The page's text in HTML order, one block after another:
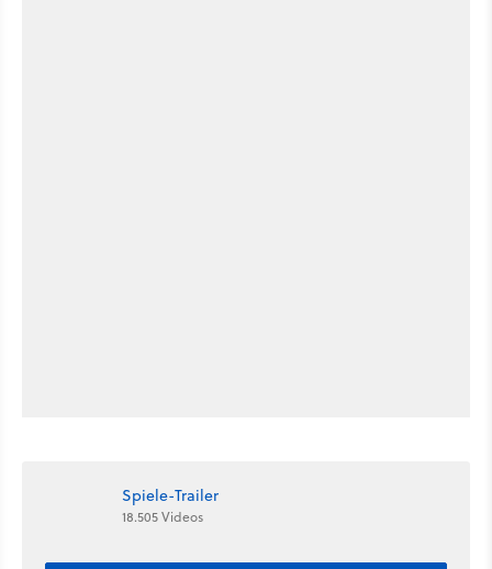
Spiele-Trailer
18.505 Videos